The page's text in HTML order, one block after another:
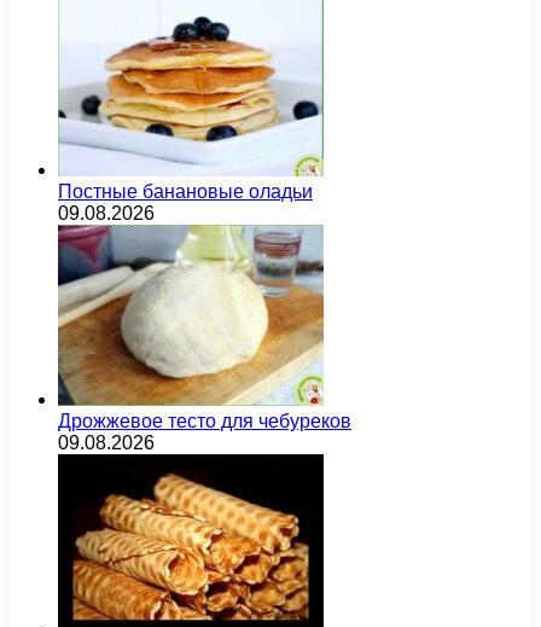
Постные банановые оладьи
09.08.2026
Дрожжевое тесто для чебуреков
09.08.2026